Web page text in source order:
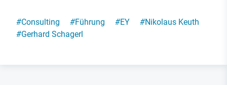
#Consulting #Führung #EY #Nikolaus Keuth
#Gerhard Schagerl